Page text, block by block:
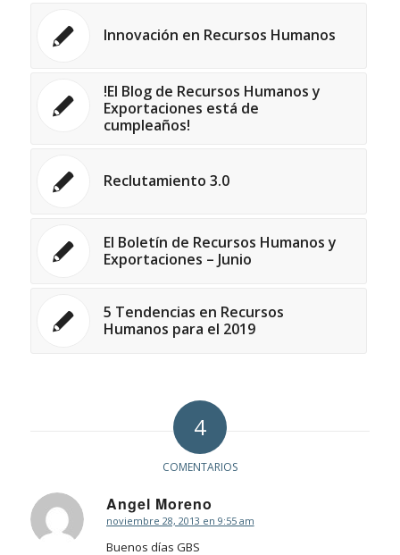
Innovación en Recursos Humanos
!El Blog de Recursos Humanos y
Exportaciones está de
cumpleaños!
Reclutamiento 3.0
El Boletín de Recursos Humanos y
Exportaciones – Junio
5 Tendencias en Recursos
Humanos para el 2019
4
COMENTARIOS
Angel Moreno
Dice:
noviembre 28, 2013 en 9:55 am
Buenos días GBS